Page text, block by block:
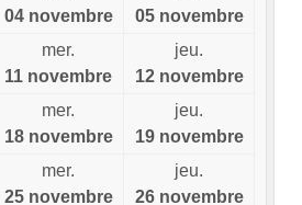
04 novembre
05 novembre
mer.
11 novembre
jeu.
12 novembre
mer.
18 novembre
jeu.
19 novembre
mer.
25 novembre
jeu.
26 novembre